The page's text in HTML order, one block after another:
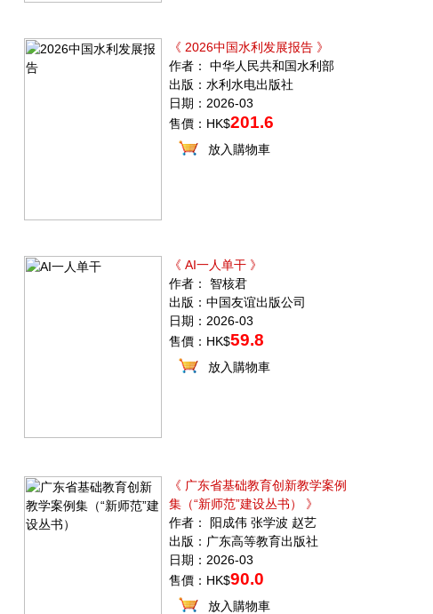
《 2026中国水利发展报告 》
作者： 中华人民共和国水利部
出版：水利水电出版社
日期：2026-03
售價：HK$201.6
放入購物車
《 AI一人单干 》
作者： 智核君
出版：中国友谊出版公司
日期：2026-03
售價：HK$59.8
放入購物車
《 广东省基础教育创新教学案例
集（“新师范”建设丛书） 》
作者： 阳成伟 张学波 赵艺
出版：广东高等教育出版社
日期：2026-03
售價：HK$90.0
放入購物車